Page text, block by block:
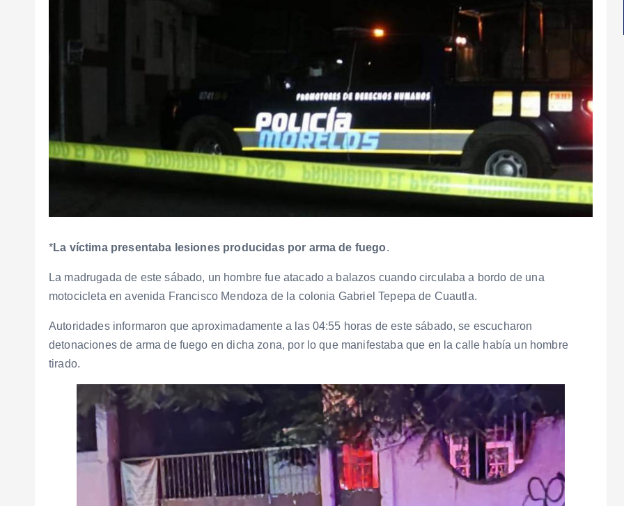
*La víctima presentaba lesiones producidas por arma de fuego.
La madrugada de este sábado, un hombre fue atacado a balazos cuando circulaba a bordo de una
motocicleta en avenida Francisco Mendoza de la colonia Gabriel Tepepa de Cuautla.
Autoridades informaron que aproximadamente a las 04:55 horas de este sábado, se escucharon
detonaciones de arma de fuego en dicha zona, por lo que manifestaba que en la calle había un hombre
tirado.